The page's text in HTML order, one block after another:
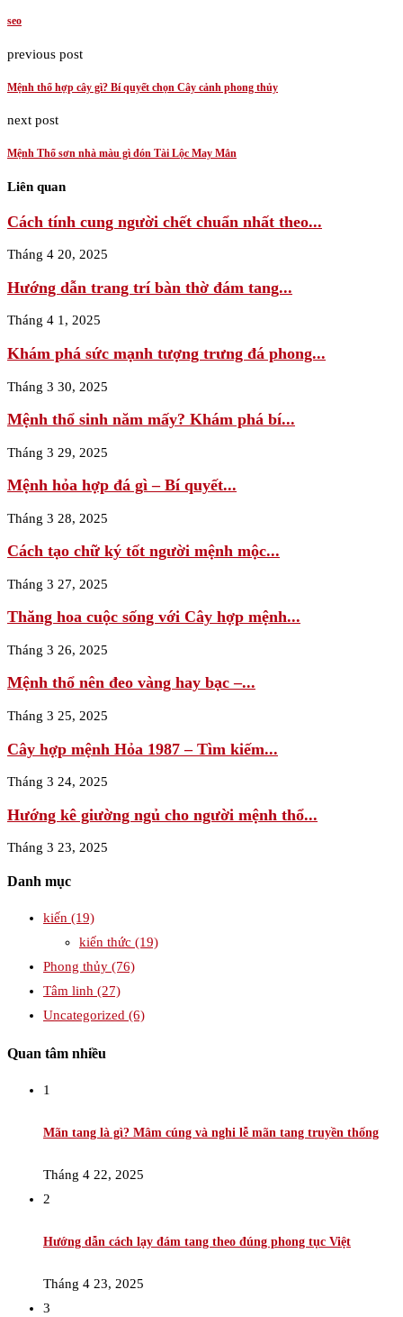
seo
previous post
Mệnh thổ hợp cây gì? Bí quyết chọn Cây cảnh phong thủy
next post
Mệnh Thổ sơn nhà màu gì đón Tài Lộc May Mắn
Liên quan
Cách tính cung người chết chuẩn nhất theo...
Tháng 4 20, 2025
Hướng dẫn trang trí bàn thờ đám tang...
Tháng 4 1, 2025
Khám phá sức mạnh tượng trưng đá phong...
Tháng 3 30, 2025
Mệnh thổ sinh năm mấy? Khám phá bí...
Tháng 3 29, 2025
Mệnh hỏa hợp đá gì – Bí quyết...
Tháng 3 28, 2025
Cách tạo chữ ký tốt người mệnh mộc...
Tháng 3 27, 2025
Thăng hoa cuộc sống với Cây hợp mệnh...
Tháng 3 26, 2025
Mệnh thổ nên đeo vàng hay bạc –...
Tháng 3 25, 2025
Cây hợp mệnh Hỏa 1987 – Tìm kiếm...
Tháng 3 24, 2025
Hướng kê giường ngủ cho người mệnh thổ...
Tháng 3 23, 2025
Danh mục
kiến (19)
kiến thức (19)
Phong thủy (76)
Tâm linh (27)
Uncategorized (6)
Quan tâm nhiều
1
Mãn tang là gì? Mâm cúng và nghi lễ mãn tang truyền thống
Tháng 4 22, 2025
2
Hướng dẫn cách lạy đám tang theo đúng phong tục Việt
Tháng 4 23, 2025
3